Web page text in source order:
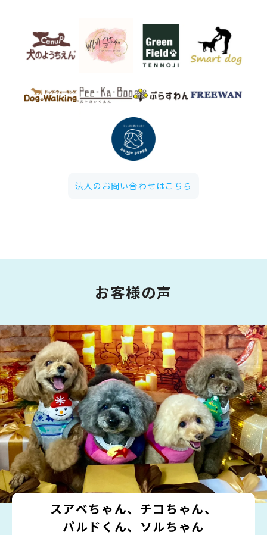
法人のお問い合わせはこちら
お客様の声
スアベちゃん、チコちゃん、
パルドくん、ソルちゃん